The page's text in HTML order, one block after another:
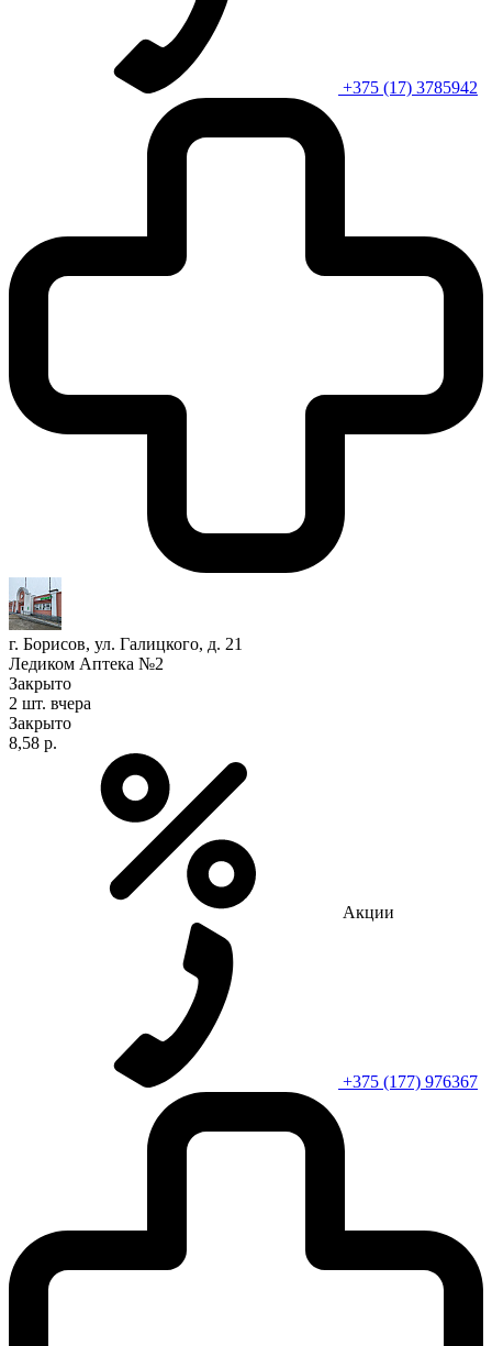
+375 (17) 3785942
г. Борисов, ул. Галицкого, д. 21
Ледиком Аптека №2
Закрыто
2 шт. вчера
Закрыто
8,58 р.
Акции
+375 (177) 976367